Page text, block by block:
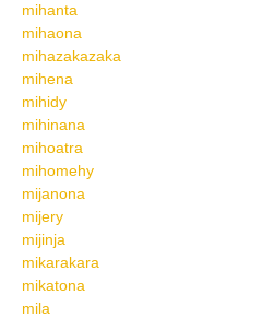
mihanta
mihaona
mihazakazaka
mihena
mihidy
mihinana
mihoatra
mihomehy
mijanona
mijery
mijinja
mikarakara
mikatona
mila